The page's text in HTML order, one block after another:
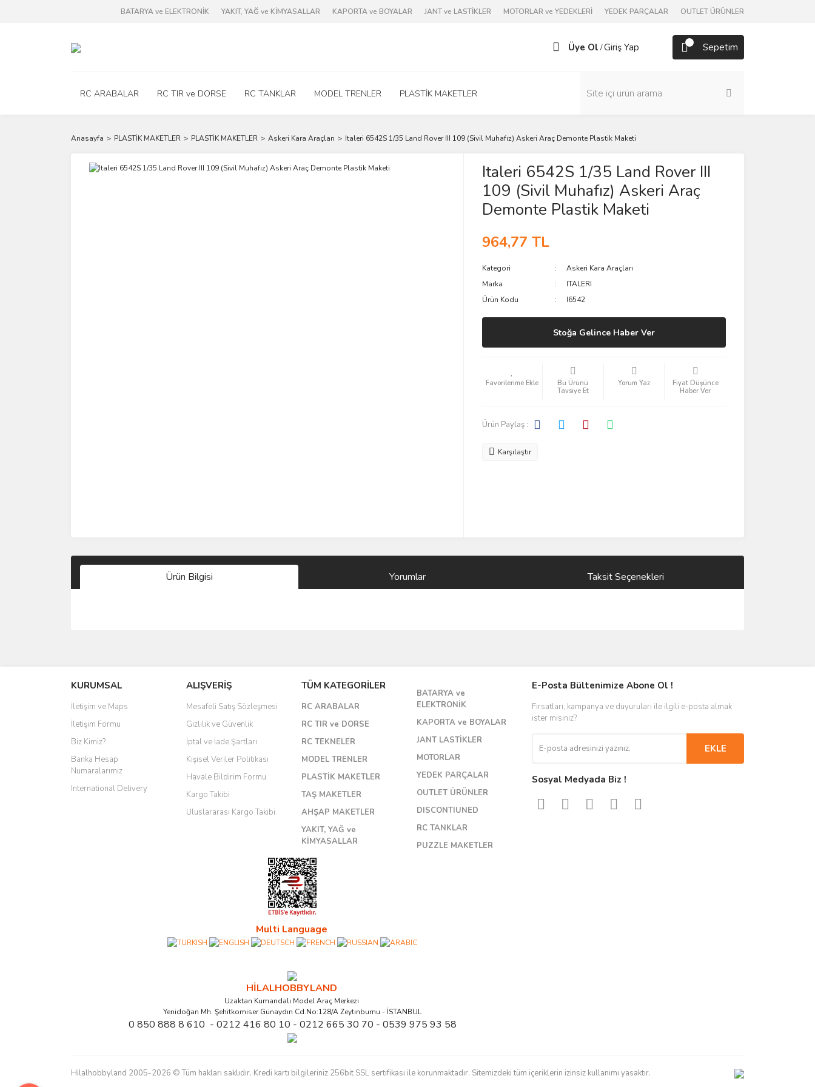
BATARYA ve ELEKTRONİK YAKIT, YAĞ ve KİMYASALLAR KAPORTA ve BOYALAR JANT ve LASTİKLER MOTORLAR ve YEDEKLERİ YEDEK PARÇALAR OUTLET ÜRÜNLER
Üye Ol /Giriş Yap Sepetim
RC ARABALAR RC TIR ve DORSE RC TANKLAR MODEL TRENLER PLASTİK MAKETLER
Anasayfa PLASTİK MAKETLER PLASTİK MAKETLER Askeri Kara Araçları Italeri 6542S 1/35 Land Rover III 109 (Sivil Muhafız) Askeri Araç Demonte Plastik Maketi
Italeri 6542S 1/35 Land Rover III
109 (Sivil Muhafız) Askeri Araç
Demonte Plastik Maketi
964,77 TL
Kategori
Askeri Kara Araçları
Marka
ITALERI
Ürün Kodu
I6542
Stoğa Gelince Haber Ver
Bu Ürünü
Tavsiye Et
Yorum Yaz
Fiyat Düşünce
Haber Ver
Ürün Paylaş :
Karşılaştır
Ürün Bilgisi Yorumlar Taksit Seçenekleri
Yorum Yaz
KURUMSAL
İletişim ve Maps
İletişim Formu
Biz Kimiz?
Banka Hesap
Numaralarımız
International Delivery
ALIŞVERİŞ
Mesafeli Satış Sözleşmesi
Gizlilik ve Güvenlik
İptal ve İade Şartları
Kişisel Veriler Politikası
Havale Bildirim Formu
Kargo Takibi
Uluslararası Kargo Takibi
TÜM KATEGORİLER
RC ARABALAR
RC TIR ve DORSE
RC TEKNELER
MODEL TRENLER
PLASTİK MAKETLER
TAŞ MAKETLER
AHŞAP MAKETLER
YAKIT, YAĞ ve
KİMYASALLAR
BATARYA ve
ELEKTRONİK
KAPORTA ve BOYALAR
JANT LASTİKLER
MOTORLAR
YEDEK PARÇALAR
OUTLET ÜRÜNLER
DISCONTIUNED
RC TANKLAR
PUZZLE MAKETLER
Multi Language
HİLALHOBBYLAND
Uzaktan Kumandalı Model Araç Merkezi
Yenidoğan Mh. Şehitkomiser Günaydın Cd.No:128/A Zeytinburnu - İSTANBUL
0 850 888 8 610 - 0212 416 80 10 - 0212 665 30 70 - 0539 975 93 58
E-Posta Bültenimize Abone Ol !
Fırsatları, kampanya ve duyuruları ile ilgili e-posta almak
ister misiniz?
EKLE
Sosyal Medyada Biz !
Hilalhobbyland 2005-2026 © Tüm hakları saklıdır. Kredi kartı bilgileriniz 256bit SSL sertifikası ile korunmaktadır. Sitemizdeki tüm içeriklerin izinsiz kullanımı yasaktır.